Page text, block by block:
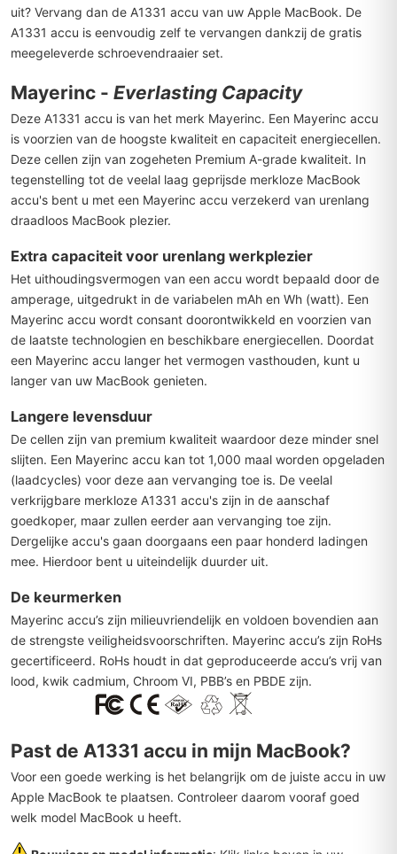
uit? Vervang dan de A1331 accu van uw Apple MacBook. De
A1331 accu is eenvoudig zelf te vervangen dankzij de gratis
meegeleverde schroevendraaier set.
Mayerinc - Everlasting Capacity
Deze A1331 accu is van het merk Mayerinc. Een Mayerinc accu
is voorzien van de hoogste kwaliteit en capaciteit energiecellen.
Deze cellen zijn van zogeheten Premium A-grade kwaliteit. In
tegenstelling tot de veelal laag geprijsde merkloze MacBook
accu's bent u met een Mayerinc accu verzekerd van urenlang
draadloos MacBook plezier.
Extra capaciteit voor urenlang werkplezier
Het uithoudingsvermogen van een accu wordt bepaald door de
amperage, uitgedrukt in de variabelen mAh en Wh (watt). Een
Mayerinc accu wordt consant doorontwikkeld en voorzien van
de laatste technologien en beschikbare energiecellen. Doordat
een Mayerinc accu langer het vermogen vasthouden, kunt u
langer van uw MacBook genieten.
Langere levensduur
De cellen zijn van premium kwaliteit waardoor deze minder snel
slijten. Een Mayerinc accu kan tot 1,000 maal worden opgeladen
(laadcycles) voor deze aan vervanging toe is. De veelal
verkrijgbare merkloze A1331 accu's zijn in de aanschaf
goedkoper, maar zullen eerder aan vervanging toe zijn.
Dergelijke accu's gaan doorgaans een paar honderd ladingen
mee. Hierdoor bent u uiteindelijk duurder uit.
De keurmerken
Mayerinc accu’s zijn milieuvriendelijk en voldoen bovendien aan
de strengste veiligheidsvoorschriften. Mayerinc accu’s zijn RoHs
gecertificeerd. RoHs houdt in dat geproduceerde accu’s vrij van
lood, kwik cadmium, Chroom VI, PBB’s en PBDE zijn.
Past de A1331 accu in mijn MacBook?
Voor een goede werking is het belangrijk om de juiste accu in uw
Apple MacBook te plaatsen. Controleer daarom vooraf goed
welk model MacBook u heeft.